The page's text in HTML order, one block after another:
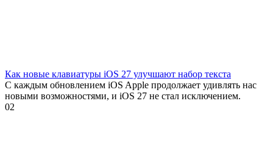
Как новые клавиатуры iOS 27 улучшают набор текста
С каждым обновлением iOS Apple продолжает удивлять нас
новыми возможностями, и iOS 27 не стал исключением.
02